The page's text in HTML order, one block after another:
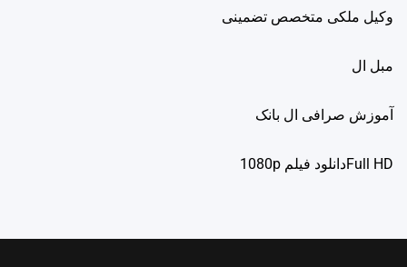
وکیل ملکی متخصص تضمینی
مبل ال
آموزش صرافی ال بانک
Full HDدانلود فيلم 1080p